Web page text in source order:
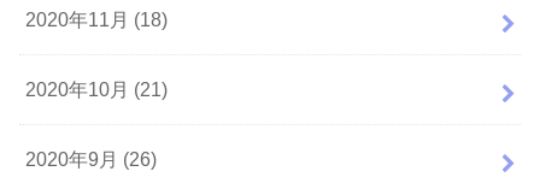
2020年11月 (18)
2020年10月 (21)
2020年9月 (26)